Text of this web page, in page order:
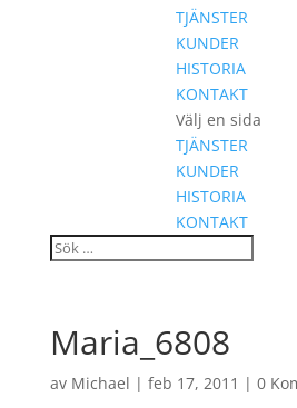
TJÄNSTER
KUNDER
HISTORIA
KONTAKT
Välj en sida
TJÄNSTER
KUNDER
HISTORIA
KONTAKT
Maria_6808
av Michael | feb 17, 2011 | 0